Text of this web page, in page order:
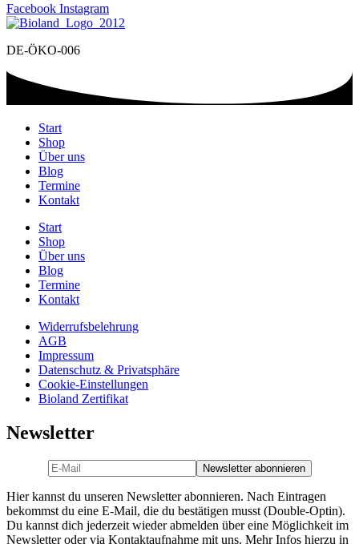
Facebook Instagram
DE-ÖKO-006
Start
Shop
Über uns
Blog
Termine
Kontakt
Start
Shop
Über uns
Blog
Termine
Kontakt
Widerrufsbelehrung
AGB
Impressum
Datenschutz & Privatsphäre
Cookie-Einstellungen
Bioland Zertifikat
Newsletter
Hier kannst du unseren Newsletter abonnieren. Nach Eintragen
bekommst du eine E-Mail, die du bestätigen musst (Double-Optin).
Du kannst dich jederzeit wieder abmelden über eine Möglichkeit im
Newsletter oder via Kontaktaufnahme mit uns. Mehr Infos hierzu in